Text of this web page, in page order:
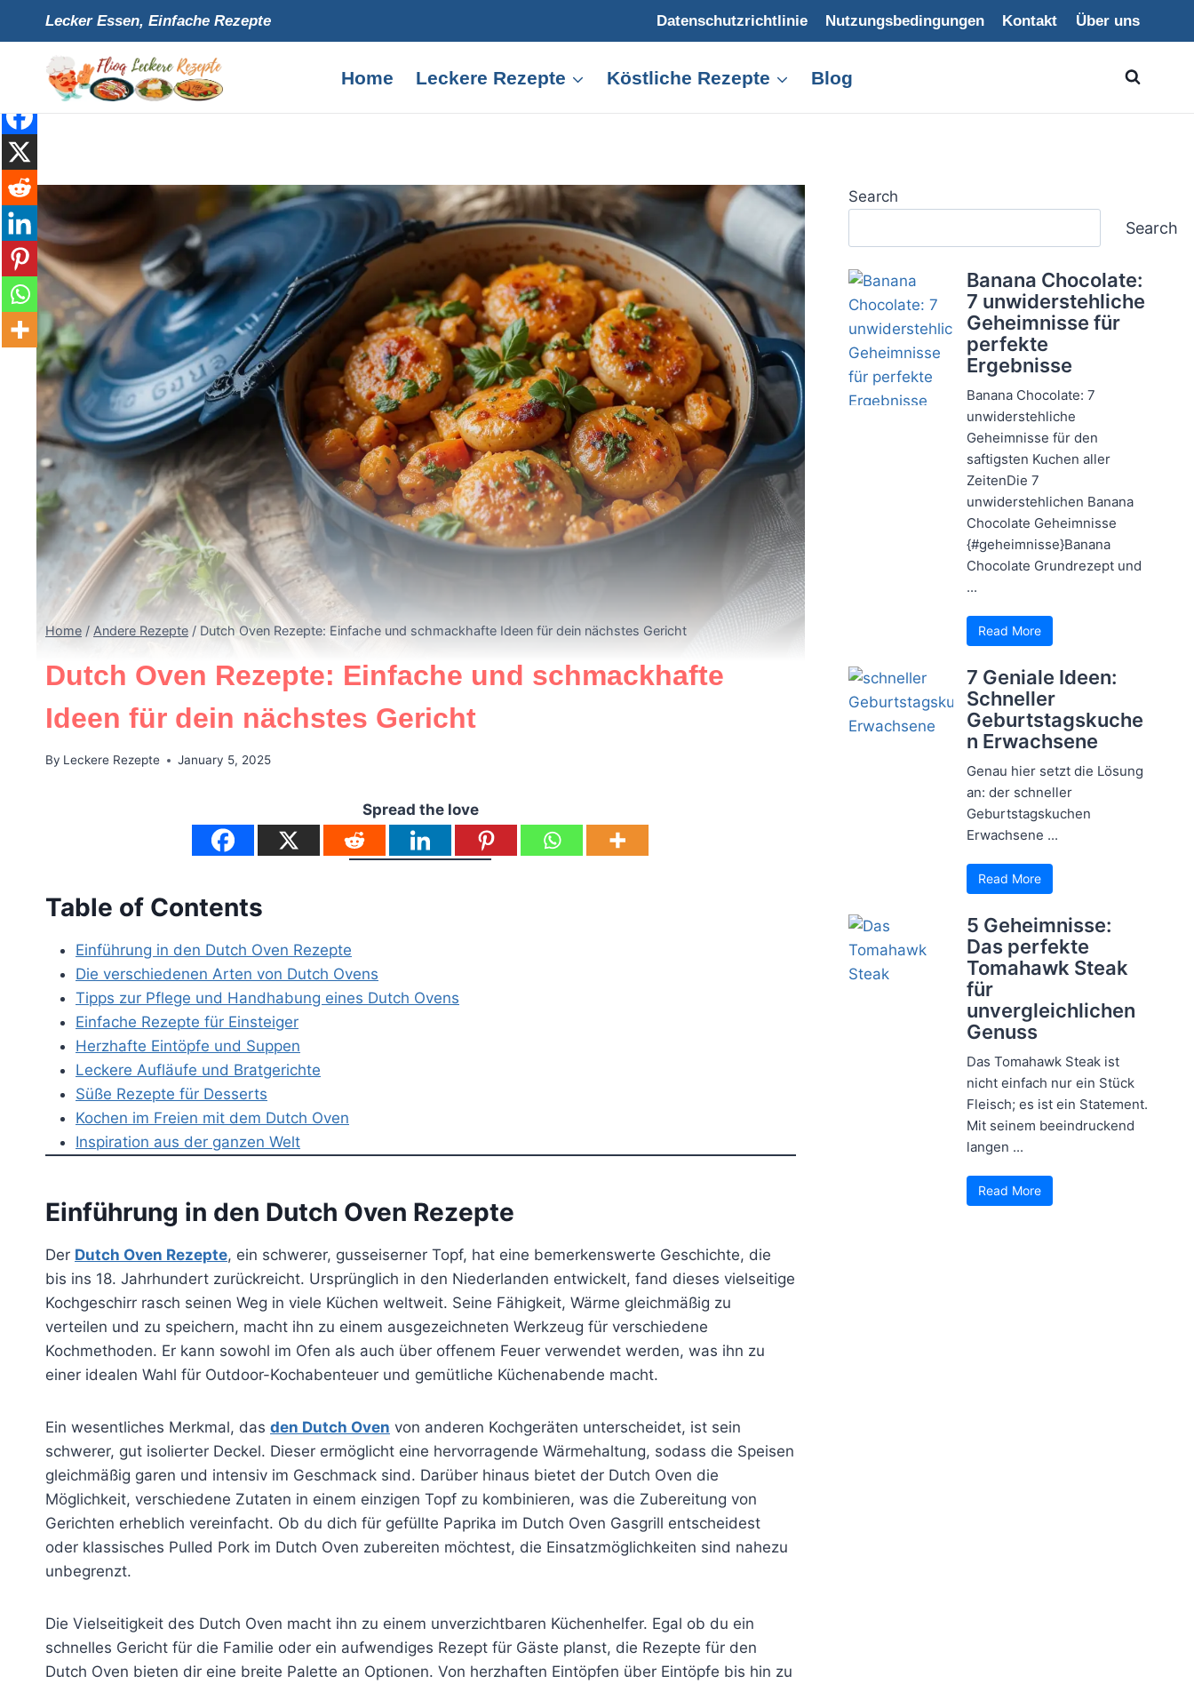
content
Lecker Essen, Einfache Rezepte Datenschutzrichtlinie Nutzungsbedingungen Kontakt Über uns
Home Leckere Rezepte Köstliche Rezepte Blog
Home / Andere Rezepte / Dutch Oven Rezepte: Einfache und schmackhafte Ideen für dein nächstes Gericht
Dutch Oven Rezepte: Einfache und schmackhafte
Ideen für dein nächstes Gericht
By Leckere Rezepte January 5, 2025
Spread the love
Table of Contents
Einführung in den Dutch Oven Rezepte
Die verschiedenen Arten von Dutch Ovens
Tipps zur Pflege und Handhabung eines Dutch Ovens
Einfache Rezepte für Einsteiger
Herzhafte Eintöpfe und Suppen
Leckere Aufläufe und Bratgerichte
Süße Rezepte für Desserts
Kochen im Freien mit dem Dutch Oven
Inspiration aus der ganzen Welt
Einführung in den Dutch Oven Rezepte
Der Dutch Oven Rezepte, ein schwerer, gusseiserner Topf, hat eine bemerkenswerte Geschichte, die
bis ins 18. Jahrhundert zurückreicht. Ursprünglich in den Niederlanden entwickelt, fand dieses vielseitige
Kochgeschirr rasch seinen Weg in viele Küchen weltweit. Seine Fähigkeit, Wärme gleichmäßig zu
verteilen und zu speichern, macht ihn zu einem ausgezeichneten Werkzeug für verschiedene
Kochmethoden. Er kann sowohl im Ofen als auch über offenem Feuer verwendet werden, was ihn zu
einer idealen Wahl für Outdoor-Kochabenteuer und gemütliche Küchenabende macht.
Ein wesentliches Merkmal, das den Dutch Oven von anderen Kochgeräten unterscheidet, ist sein
schwerer, gut isolierter Deckel. Dieser ermöglicht eine hervorragende Wärmehaltung, sodass die Speisen
gleichmäßig garen und intensiv im Geschmack sind. Darüber hinaus bietet der Dutch Oven die
Möglichkeit, verschiedene Zutaten in einem einzigen Topf zu kombinieren, was die Zubereitung von
Gerichten erheblich vereinfacht. Ob du dich für gefüllte Paprika im Dutch Oven Gasgrill entscheidest
oder klassisches Pulled Pork im Dutch Oven zubereiten möchtest, die Einsatzmöglichkeiten sind nahezu
unbegrenzt.
Die Vielseitigkeit des Dutch Oven macht ihn zu einem unverzichtbaren Küchenhelfer. Egal ob du ein
schnelles Gericht für die Familie oder ein aufwendiges Rezept für Gäste planst, die Rezepte für den
Dutch Oven bieten dir eine breite Palette an Optionen. Von herzhaften Eintöpfen über Eintöpfe bis hin zu
Search
Search
Banana Chocolate:
7 unwiderstehliche
Geheimnisse für
perfekte
Ergebnisse
Banana Chocolate: 7
unwiderstehliche
Geheimnisse für den
saftigsten Kuchen aller
ZeitenDie 7
unwiderstehlichen Banana
Chocolate Geheimnisse
{#geheimnisse}Banana
Chocolate Grundrezept und
...
Read More
7 Geniale Ideen:
Schneller
Geburtstagskuche
n Erwachsene
Genau hier setzt die Lösung
an: der schneller
Geburtstagskuchen
Erwachsene ...
Read More
5 Geheimnisse:
Das perfekte
Tomahawk Steak
für
unvergleichlichen
Genuss
Das Tomahawk Steak ist
nicht einfach nur ein Stück
Fleisch; es ist ein Statement.
Mit seinem beeindruckend
langen ...
Read More